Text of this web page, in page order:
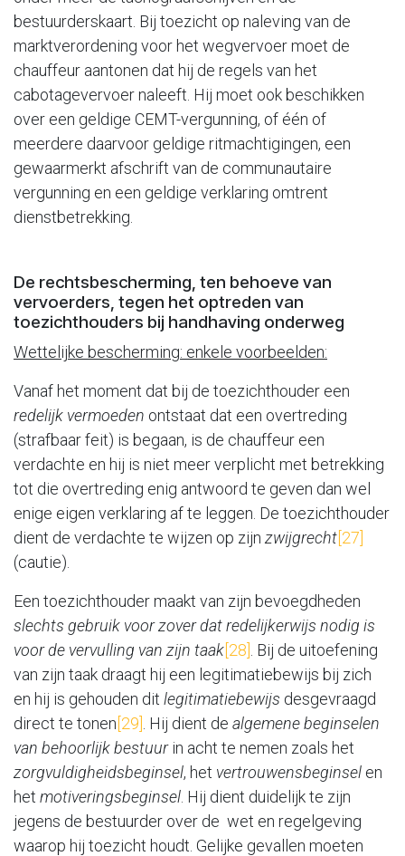
bestuurderskaart. Bij toezicht op naleving van de
marktverordening voor het wegvervoer moet de
chauffeur aantonen dat hij de regels van het
cabotagevervoer naleeft. Hij moet ook beschikken
over een geldige CEMT-vergunning, of één of
meerdere daarvoor geldige ritmachtigingen, een
gewaarmerkt afschrift van de communautaire
vergunning en een geldige verklaring omtrent
dienstbetrekking.
De rechtsbescherming, ten behoeve van
vervoerders, tegen het optreden van
toezichthouders bij handhaving onderweg
Wettelijke bescherming: enkele voorbeelden:
Vanaf het moment dat bij de toezichthouder een
redelijk vermoeden ontstaat dat een overtreding
(strafbaar feit) is begaan, is de chauffeur een
verdachte en hij is niet meer verplicht met betrekking
tot die overtreding enig antwoord te geven dan wel
enige eigen verklaring af te leggen. De toezichthouder
dient de verdachte te wijzen op zijn zwijgrecht [27]
(cautie).
Een toezichthouder maakt van zijn bevoegdheden
slechts gebruik voor zover dat redelijkerwijs nodig is
voor de vervulling van zijn taak [28]
. Bij de uitoefening
van zijn taak draagt hij een legitimatiebewijs bij zich
en hij is gehouden dit legitimatiebewijs desgevraagd
direct te tonen [29] . Hij dient de algemene beginselen
van behoorlijk bestuurin acht te nemen zoals het
zorgvuldigheidsbeginsel, het vertrouwensbeginsel en
het motiveringsbeginsel . Hij dient duidelijk te zijn
jegens de bestuurder over de wet en regelgeving
waarop hij toezicht houdt. Gelijke gevallen moeten